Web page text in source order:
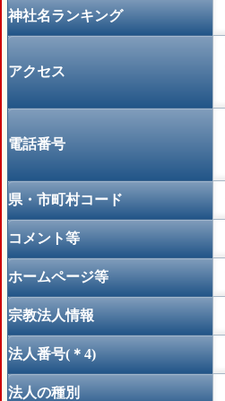
神社名ランキング
アクセス
電話番号
県・市町村コード
コメント等
ホームページ等
宗教法人情報
法人番号(＊4)
法人の種別